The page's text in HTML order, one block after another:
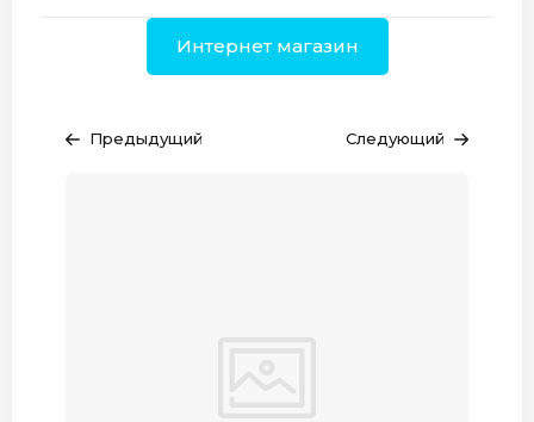
Интернет магазин
Предыдущий Следующий